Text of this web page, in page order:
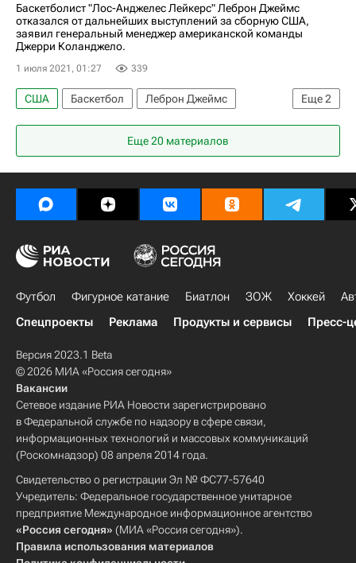
Баскетболист "Лос-Анджелес Лейкерс" Леброн Джеймс
отказался от дальнейших выступлений за сборную США,
заявил генеральный менеджер американской команды
Джерри Коланджело.
1 июля 2021, 01:27 339
Еще2
США Баскетбол
Леброн Джеймс
Джерри Коланджело
Лос-Анджелес Лейкерс
Еще 20 материалов
Футбол Фигурное катание Биатлон ЗОЖ Хоккей
Спецпроекты
Реклама Продукты и сервисы Пресс-
Версия 2023.1 Beta
© 2026 МИА «Россия сегодня»
Вакансии
Сетевое издание РИА Новости зарегистрировано
в Федеральной службе по надзору в сфере связи,
информационных технологий и массовых коммуникаций
(Роскомнадзор) 08 апреля 2014 года.
Свидетельство о регистрации Эл № ФС77-57640
Учредитель: Федеральное государственное унитарное
предприятие Международное информационное агентство
«Россия сегодня» (МИА «Россия сегодня»).
Правила использования материалов